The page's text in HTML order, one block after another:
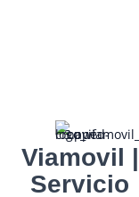
Viamovil |
Servicio